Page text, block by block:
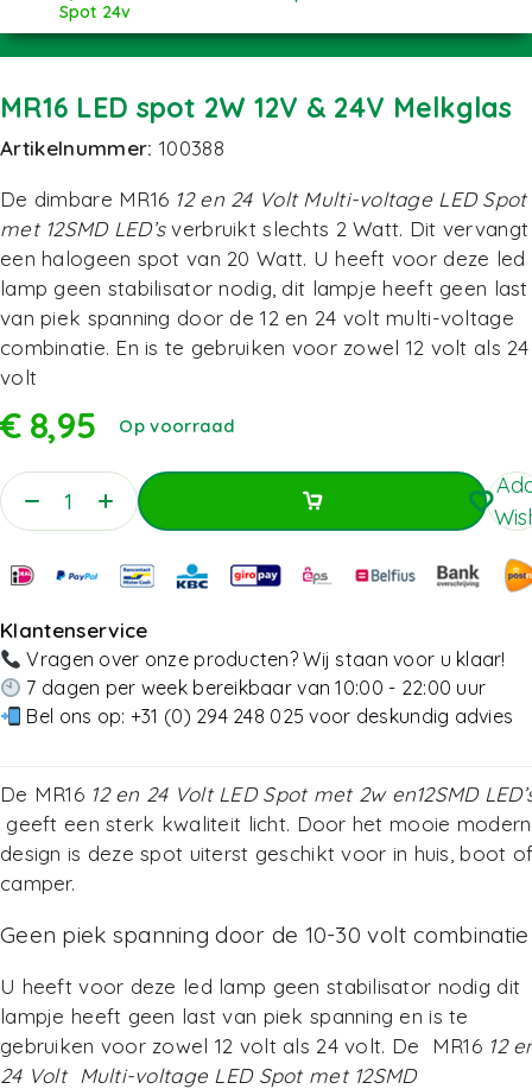
Spot 24v
MR16 LED spot 2W 12V & 24V Melkglas
Artikelnummer:100388
De dimbare MR16 12 en 24 Volt Multi-voltage LED Spot
met 12SMD LED’sverbruikt slechts 2 Watt. Dit vervangt
een halogeen spot van 20 Watt. U heeft voor deze led
lamp geen stabilisator nodig, dit lampje heeft geen last
van piek spanning door de 12 en 24 volt multi-voltage
combinatie. En is te gebruiken voor zowel 12 volt als 24
volt
€8,95 Op voorraad
Toevoegen Aan Winkelwagen
Klantenservice
Vragen over onze producten? Wij staan voor u klaar!
7 dagen per week bereikbaar van 10:00 - 22:00 uur
Bel ons op: +31 (0) 294 248 025 voor deskundig advies
De MR1612 en 24 Volt LED Spot met 2w en12SMD
geeft een sterk kwaliteit licht. Door het mooie
design is deze spot uiterst geschikt voor in huis, boot
camper.
Geen piek spanning door de 10-30 volt combinatie
U heeft voor deze led lamp geen stabilisator nodig dit
lampje heeft geen last van piek spanning en is te
gebruiken voor zowel 12 volt als 24 volt. De MR16 12
24 Volt Multi-voltage LED Spot met 12SMD